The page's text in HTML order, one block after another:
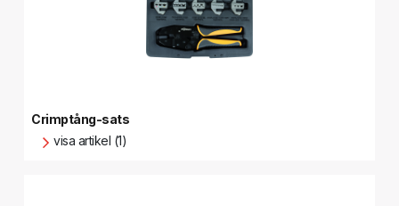
Crimptång-sats
visa artikel (1)